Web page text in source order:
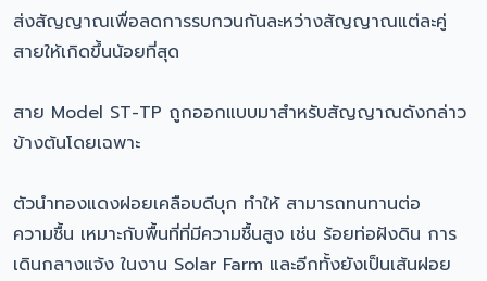
ส่งสัญญาณเพื่อลดการรบกวนกันละหว่างสัญญาณแต่ละคู่
สายให้เกิดขึ้นน้อยที่สุด
สาย Model ST-TP ถูกออกแบบมาสำหรับสัญญาณดังกล่าว
ข้างต้นโดยเฉพาะ
ตัวนำทองแดงฝอยเคลือบดีบุก ทำให้ สามารถทนทานต่อ
ความชื้น เหมาะกับพื้นที่ที่มีความชื้นสูง เช่น ร้อยท่อฝังดิน การ
เดินกลางแจ้ง ในงาน Solar Farm และอีกทั้งยังเป็นเส้นฝอย